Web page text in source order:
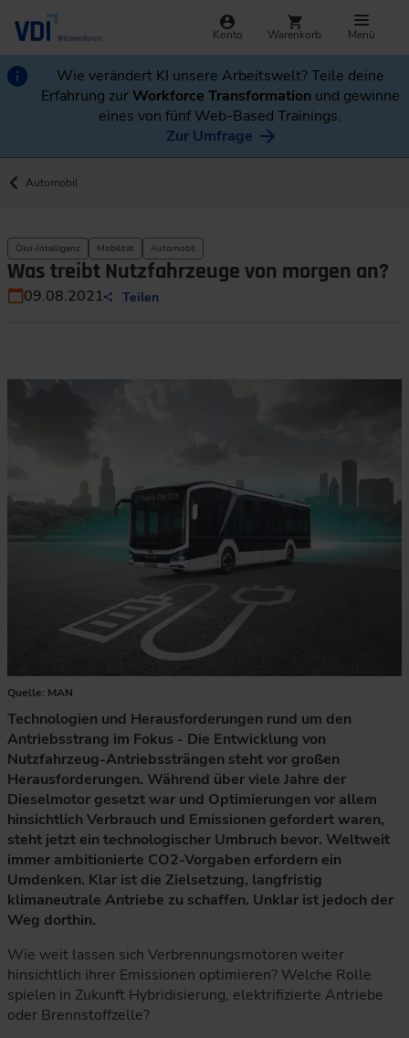
Konto Warenkorb Menü
Wie verändert KI unsere Arbeitswelt? Teile deine
Erfahrung zurWorkforce Transformation und gewinne
eines von fünf Web-Based Trainings.
Zur Umfrage
Automobil
Öko-Intelligenz Mobilität Automobil
Was treibt Nutzfahrzeuge von morgen an?
09.08.2021 Teilen
Quelle: MAN
Technologien und Herausforderungen rund um den
Antriebsstrang im Fokus - Die Entwicklung von
Nutzfahrzeug-Antriebssträngen steht vor großen
Herausforderungen. Während über viele Jahre der
Dieselmotor gesetzt war und Optimierungen vor allem
hinsichtlich Verbrauch und Emissionen gefordert waren,
steht jetzt ein technologischer Umbruch bevor. Weltweit
immer ambitionierte CO2-Vorgaben erfordern ein
Umdenken. Klar ist die Zielsetzung, langfristig
klimaneutrale Antriebe zu schaffen. Unklar ist jedoch der
Weg dorthin.
Wie weit lassen sich Verbrennungsmotoren weiter
hinsichtlich ihrer Emissionen optimieren? Welche Rolle
spielen in Zukunft Hybridisierung, elektrifizierte Antriebe
oder Brennstoffzelle?